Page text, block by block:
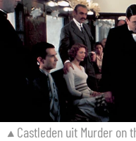
Castleden uit Murder on